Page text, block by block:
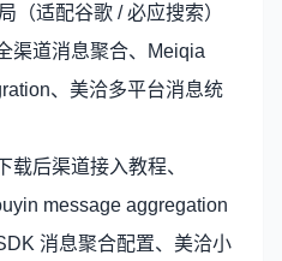
（适配谷歌 / 必应搜索）
渠道消息聚合、Meiqia
、美洽多平台消息统
载后渠道接入教程、
message aggregation
消息聚合配置、美洽小